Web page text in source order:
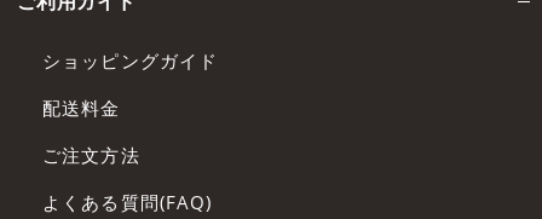
ショッピングガイド
配送料金
ご注文方法
よくある質問(FAQ)